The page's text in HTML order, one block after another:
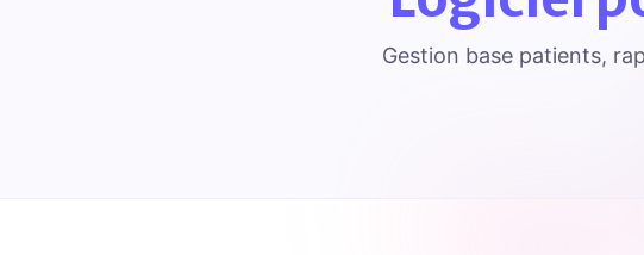
Gestion base patients,